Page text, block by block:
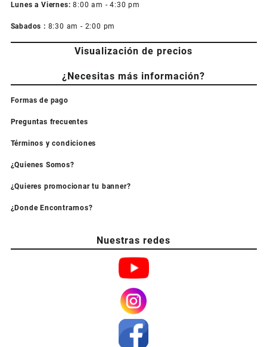
Lunes a Viernes: 8:00 am - 4:30 pm
Sabados : 8:30 am - 2:00 pm
Visualización de precios
¿Necesitas más información?
Formas de pago
Preguntas frecuentes
Términos y condiciones
¿Quienes Somos?
¿Quieres promocionar tu banner?
¿Donde Encontrarnos?
Nuestras redes